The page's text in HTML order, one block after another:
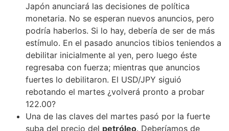
Japón anunciará las decisiones de política
monetaria. No se esperan nuevos anuncios, pero
podría haberlos. Si lo hay, debería de ser de más
estímulo. En el pasado anuncios tibios teniendos a
debilitar inicialmente al yen, pero luego éste
regresaba con fuerza; mientras que anuncios
fuertes lo debilitaron. El USD/JPY siguió
rebotando el martes ¿volverá pronto a probar
122.00?
Una de las claves del martes pasó por la fuerte
suba del precio del petróleo. Deberíamos de